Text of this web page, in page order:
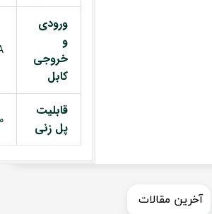
ورودی
و
خروجی
کابل
قابلیت
پل زنی
​​آخرین مقالات